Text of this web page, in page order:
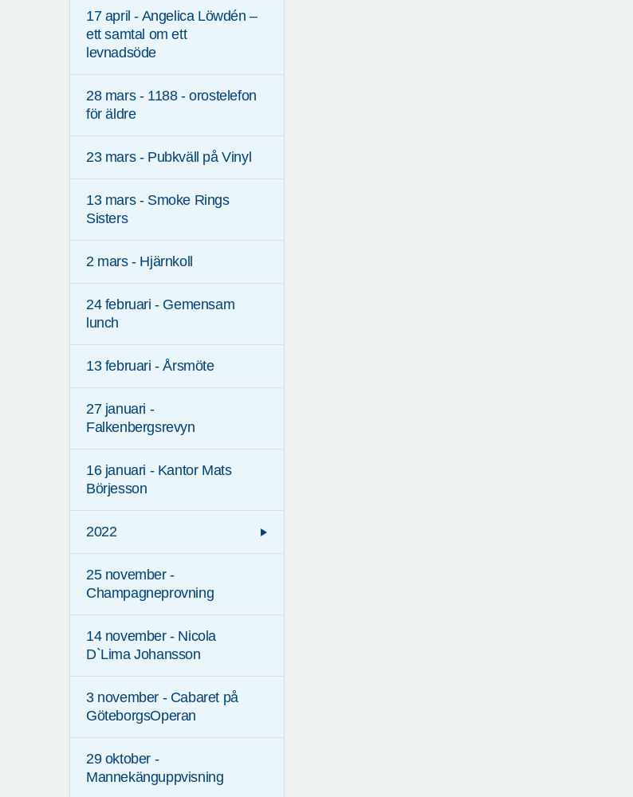
17 april - Angelica Löwdén –
ett samtal om ett
levnadsöde
28 mars - 1188 - orostelefon
för äldre
23 mars - Pubkväll på Vinyl
13 mars - Smoke Rings
Sisters
2 mars - Hjärnkoll
24 februari - Gemensam
lunch
13 februari - Årsmöte
27 januari -
Falkenbergsrevyn
16 januari - Kantor Mats
Börjesson
2022
25 november -
Champagneprovning
14 november - Nicola
D`Lima Johansson
3 november - Cabaret på
GöteborgsOperan
29 oktober -
Mannekänguppvisning